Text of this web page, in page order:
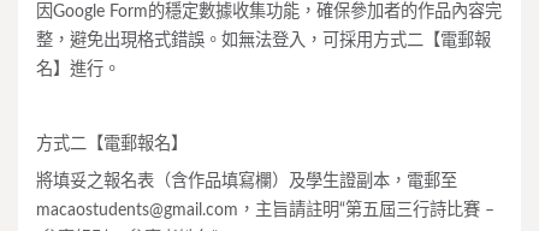
因Google Form的穩定數據收集功能，確保參加者的作品內容完
整，避免出現格式錯誤。如無法登入，可採用方式二【電郵報
名】進行。
方式二【電郵報名】
將填妥之報名表（含作品填寫欄）及學生證副本，電郵至
macaostudents@gmail.com ，主旨請註明“第五屆三行詩比賽 –